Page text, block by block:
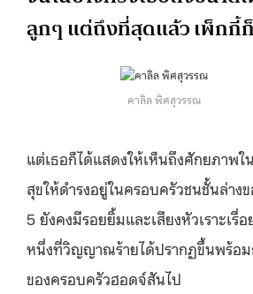
ลูกๆ แต่ถึงที่สุดแล้ว เพ็กกี้
คาลิล พิศสุวรรณ
แต่เธอก็ได้แสดงให้เห็นถึงศักยภาพใ
สุขให้ดำรงอยู่ในครอบครัวชนชั้นล่าง
5 ยังคงมีรอยยิ้มและเสียงหัวเราะเรื่
หนึ่งที่วิญญาณร้ายได้ปรากฏขึ้นพร้อม
ของครอบครัวฮอดจ์สันไป